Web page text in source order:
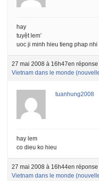
hay
tuyệt lem’
uoc ji minh hieu tieng phap nhi
27 mai 2008 à 16h47en réponse
Vietnam dans le monde
tuanhung2008
hay lem
co dieu ko hieu
27 mai 2008 à 16h44en réponse
Vietnam dans le monde